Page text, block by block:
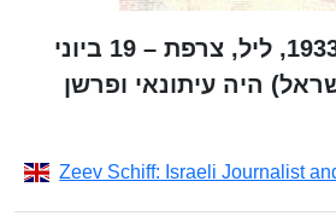
זאב שיף (1 ביולי 1933, ליל, צרפת – 19 ביוני
ישראל) היה עיתונאי ופרשן
Zeev Schiff: Israeli Journalist